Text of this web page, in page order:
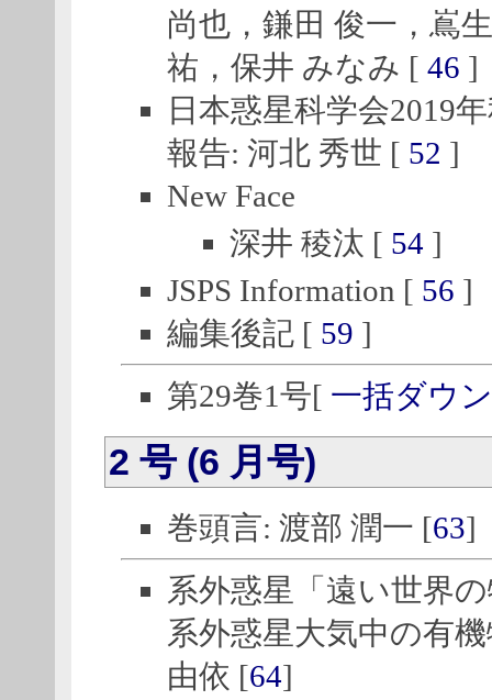
尚也，鎌田 俊一，嶌
祐，保井 みなみ [ 46 ]
日本惑星科学会2019
報告: 河北 秀世 [ 52 ]
New Face
深井 稜汰 [ 54 ]
JSPS Information [ 56 ]
編集後記 [ 59 ]
第29巻1号[ 一括ダウ
2 号 (6 月号)
巻頭言: 渡部 潤一 [63]
系外惑星「遠い世界
系外惑星大気中の有
由依 [64]